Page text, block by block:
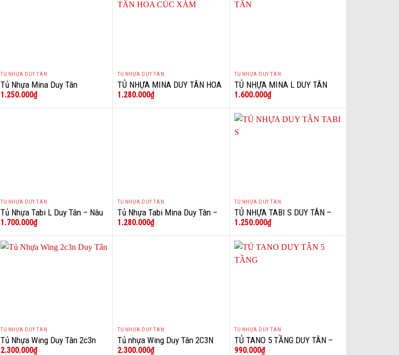
+
TỦ NHỰA DUY TÂN
Tủ Nhựa Mina Duy Tân
1.250.000₫
+
TỦ NHỰA DUY TÂN
TỦ NHỰA MINA DUY TÂN HOA
CÚC XÁM
1.280.000₫
+
TỦ NHỰA DUY TÂN
TỦ NHỰA MINA L DUY TÂN
1.600.000₫
+
TỦ NHỰA DUY TÂN
Tủ Nhựa Tabi L Duy Tân – Nâu
Đan Mây
1.700.000₫
+
TỦ NHỰA DUY TÂN
Tủ Nhựa Tabi Mina Duy Tân –
Bóng Đá Bé Trai
1.280.000₫
+
TỦ NHỰA DUY TÂN
TỦ NHỰA TABI S DUY TÂN –
MÀU VÀNG
1.250.000₫
+
TỦ NHỰA DUY TÂN
Tủ Nhựa Wing Duy Tân 2c3n
2.300.000₫
+
TỦ NHỰA DUY TÂN
Tủ nhựa Wing Duy Tân 2C3N
Xanh Dương Cá Mập
2.300.000₫
+
TỦ NHỰA DUY TÂN
TỦ TANO 5 TẦNG DUY TÂN –
Màu Hồng
990.000₫